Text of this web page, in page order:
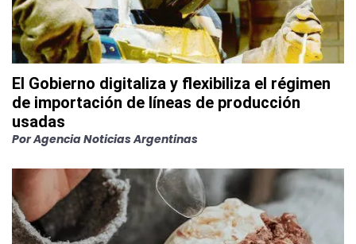
El Gobierno digitaliza y flexibiliza el régimen
de importación de líneas de producción
usadas
PorAgencia Noticias Argentinas